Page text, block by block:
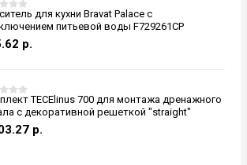
для кухни Bravat Palace с
питьевой воды F729261CP
р.
TECElinus 700 для монтажа дренажного
с декоративной решеткой "straight"
р.